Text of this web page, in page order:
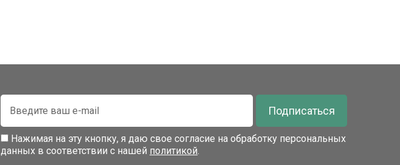
Подписаться
Нажимая на эту кнопку, я даю свое согласие на обработку персональных
данных в соответствии с нашей политикой.